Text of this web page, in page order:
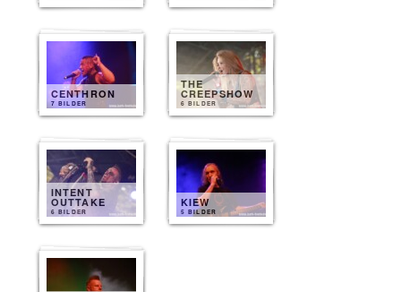
CENTHRON
7 BILDER
THE
CREEPSHOW
6 BILDER
INTENT
OUTTAKE
6 BILDER
KIEW
5 BILDER